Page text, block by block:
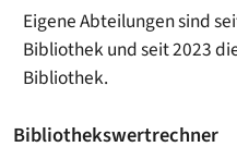
Eigene Abteilungen sind
Bibliothek und seit 2023
Bibliothek.
Bibliothekswertrechner